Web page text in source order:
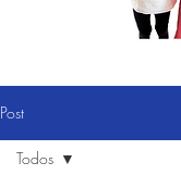
Post
Todos